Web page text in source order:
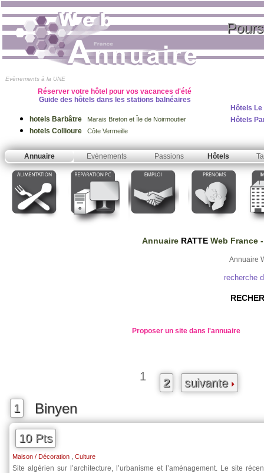
Evènements à la UNE
Réserver votre hôtel pour vos vacances d'été
Guide des hôtels dans les stations balnéaires
hotels Barbâtre Marais Breton et Île de Noirmoutier
hotels Collioure Côte Vermeille
Hôtels
Hôtels
Annuaire Evènements Passions Hôtels
Annuaire RATTEWeb France-
Annuaire
recherche
Proposer un site dans l'annuaire
1 2
suivante
1
Binyen
10 Pts
Maison / Décoration , Culture
Site algérien sur l’architecture, l’urbanisme et l’aménagement. Le site